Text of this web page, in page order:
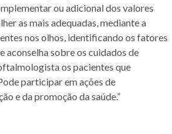
ou adicional dos valores
as mais adequadas, mediante a
nos olhos, identificando os fatores
aconselha sobre os cuidados de
os pacientes que
participar em ações de
e da promoção da saúde.”